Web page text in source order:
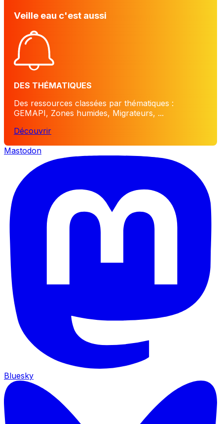
Veille eau c'est aussi
DES THÉMATIQUES
Des ressources classées par thématiques :
GEMAPI, Zones humides, Migrateurs, ...
Découvrir
Mastodon
Bluesky